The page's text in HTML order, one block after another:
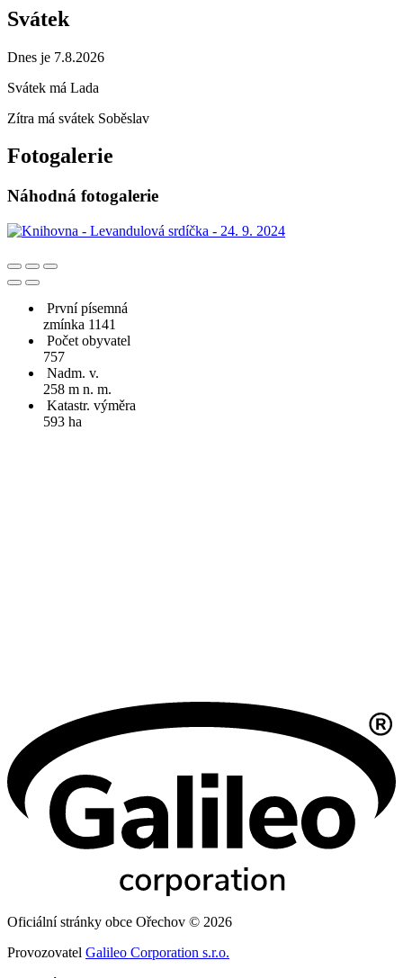
Svátek
Dnes je 7.8.2026
Svátek má Lada
Zítra má svátek Soběslav
Fotogalerie
Náhodná fotogalerie
První písemná
zmínka 1141
Počet obyvatel
757
Nadm. v.
258 m n. m.
Katastr. výměra
593 ha
Oficiální stránky obce Ořechov © 2026
Provozovatel Galileo Corporation s.r.o.